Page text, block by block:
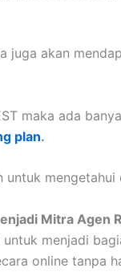
juga akan
maka ada
plan.
Mitra Agen
menjadi
online tanpa